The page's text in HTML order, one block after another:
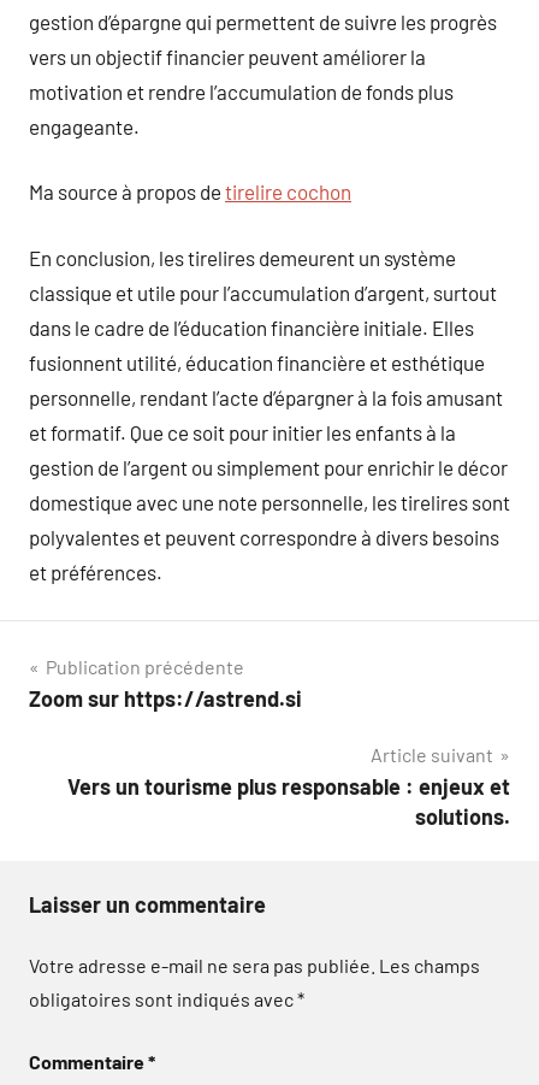
gestion d’épargne qui permettent de suivre les progrès
vers un objectif financier peuvent améliorer la
motivation et rendre l’accumulation de fonds plus
engageante.
Ma source à propos de tirelire cochon
En conclusion, les tirelires demeurent un système
classique et utile pour l’accumulation d’argent, surtout
dans le cadre de l’éducation financière initiale. Elles
fusionnent utilité, éducation financière et esthétique
personnelle, rendant l’acte d’épargner à la fois amusant
et formatif. Que ce soit pour initier les enfants à la
gestion de l’argent ou simplement pour enrichir le décor
domestique avec une note personnelle, les tirelires sont
polyvalentes et peuvent correspondre à divers besoins
et préférences.
Navigation
de
Publication précédente
Zoom sur https://astrend.si
Article suivant
Vers un tourisme plus responsable : enjeux et
solutions.
Laisser un commentaire
Votre adresse e-mail ne sera pas publiée. Les champs
obligatoires sont indiqués avec*
Commentaire*